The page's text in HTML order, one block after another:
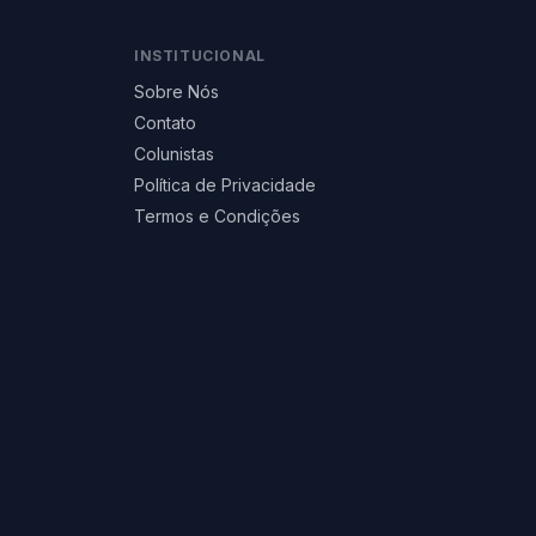
INSTITUCIONAL
Sobre Nós
Contato
Colunistas
Política de Privacidade
Termos e Condições